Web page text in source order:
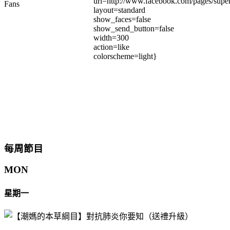
Fans
layout=standard
show_faces=false
show_send_button=false
width=300
action=like
colorscheme=light}
每周節目
MON
星期一